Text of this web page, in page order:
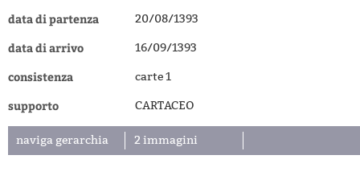
data di partenza 20/08/1393
data di arrivo 16/09/1393
consistenza carte 1
supporto CARTACEO
naviga gerarchia 2 immagini